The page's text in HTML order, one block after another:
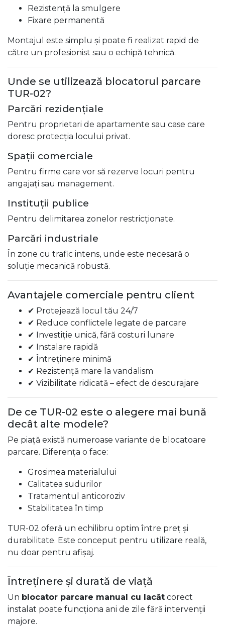
Rezistență la smulgere
Fixare permanentă
Montajul este simplu și poate fi realizat rapid de
către un profesionist sau o echipă tehnică.
Unde se utilizează blocatorul parcare
TUR-02?
Parcări rezidențiale
Pentru proprietari de apartamente sau case care
doresc protecția locului privat.
Spații comerciale
Pentru firme care vor să rezerve locuri pentru
angajați sau management.
Instituții publice
Pentru delimitarea zonelor restricționate.
Parcări industriale
În zone cu trafic intens, unde este necesară o
soluție mecanică robustă.
Avantajele comerciale pentru client
✔ Protejează locul tău 24/7
✔ Reduce conflictele legate de parcare
✔ Investiție unică, fără costuri lunare
✔ Instalare rapidă
✔ Întreținere minimă
✔ Rezistență mare la vandalism
✔ Vizibilitate ridicată – efect de descurajare
De ce TUR-02 este o alegere mai bună
decât alte modele?
Pe piață există numeroase variante de blocatoare
parcare. Diferența o face:
Grosimea materialului
Calitatea sudurilor
Tratamentul anticoroziv
Stabilitatea în timp
TUR-02 oferă un echilibru optim între preț și
durabilitate. Este conceput pentru utilizare reală,
nu doar pentru afișaj.
Întreținere și durată de viață
Un blocator parcare manual cu lacăt corect
instalat poate funcționa ani de zile fără intervenții
majore.